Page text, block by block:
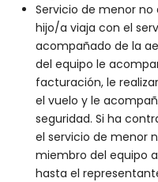
Servicio de menor
hijo/a viaja con el
acompañado de la
del equipo le
facturación, le
el vuelo y le
seguridad. Si ha
el servicio de menor
miembro del equipo
hasta el